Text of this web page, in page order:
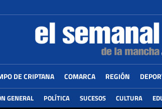
DE CRIPTANA COMARCA REGIÓN
GENERAL POLÍTICA SUCESOS CULTURA